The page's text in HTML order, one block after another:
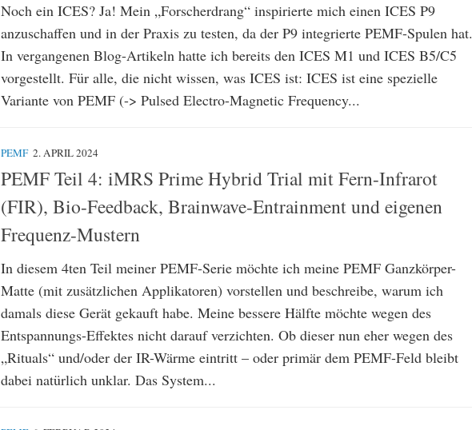
Noch ein ICES? Ja! Mein „Forscherdrang“ inspirierte mich einen ICES P9
anzuschaffen und in der Praxis zu testen, da der P9 integrierte PEMF-Spulen hat.
In vergangenen Blog-Artikeln hatte ich bereits den ICES M1 und ICES B5/C5
vorgestellt. Für alle, die nicht wissen, was ICES ist: ICES ist eine spezielle
Variante von PEMF (-> Pulsed Electro-Magnetic Frequency...
PEMF 2. APRIL 2024
PEMF Teil 4: iMRS Prime Hybrid Trial mit Fern-Infrarot
(FIR), Bio-Feedback, Brainwave-Entrainment und eigenen
Frequenz-Mustern
In diesem 4ten Teil meiner PEMF-Serie möchte ich meine PEMF Ganzkörper-
Matte (mit zusätzlichen Applikatoren) vorstellen und beschreibe, warum ich
damals diese Gerät gekauft habe. Meine bessere Hälfte möchte wegen des
Entspannungs-Effektes nicht darauf verzichten. Ob dieser nun eher wegen des
„Rituals“ und/oder der IR-Wärme eintritt – oder primär dem PEMF-Feld bleibt
dabei natürlich unklar. Das System...